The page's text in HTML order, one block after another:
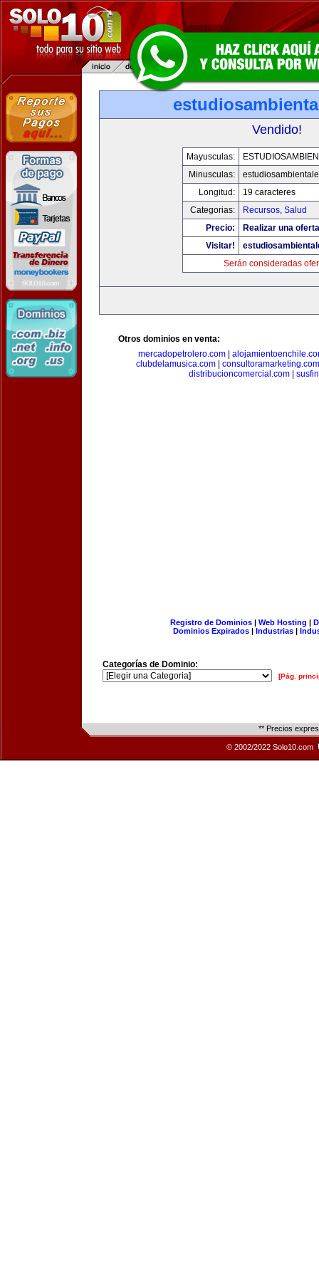
Vendido!
Mayusculas:
Minusculas:
Longitud:
19 caracteres
Categorias:
Recursos, Salud
Precio:
Realizar una
Visitar!
Serán consideradas
Otros dominios en venta:
mercadopetrolero.com|
clubdelamusica.com
consultoramarketing.com
distribucioncomercial.com
Registro de Dominios| Web Hosting |
Dominios Expirados | Industrias |
Categorías de Dominio:
[Pág.
** Precios
© 2002/2022 Solo10.com